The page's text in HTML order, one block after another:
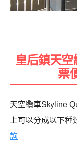
皇后鎮天
票
天空纜車Skyline
上可以分成以下
詢